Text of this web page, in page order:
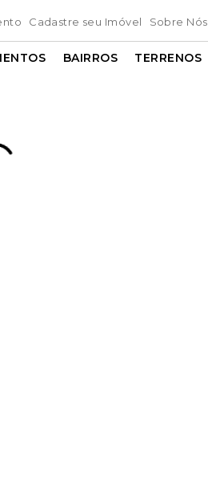
Cadastre seu Imóvel Sobre Nós
BAIRROS TERRENOS